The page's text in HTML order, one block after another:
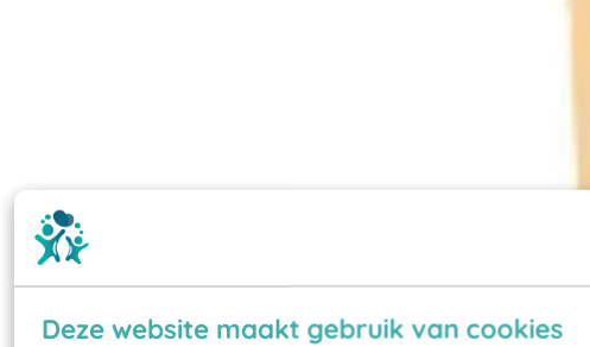
Deze website maakt gebruik van cookies